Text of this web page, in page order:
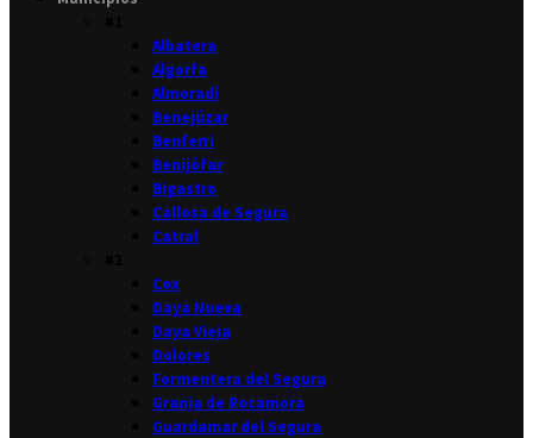
Albatera
Algorfa
Almoradí
Benejúzar
Benferri
Benijófar
Bigastro
Callosa de Segura
Catral
Cox
Daya Nueva
Daya Vieja
Dolores
Formentera del Segura
Granja de Rocamora
Guardamar del Segura